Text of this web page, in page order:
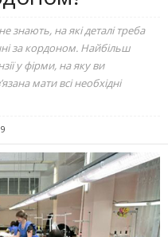
знають, на які деталі треба
за кордоном. Найбільш
у фірми, на яку ви
мати всі необхідні